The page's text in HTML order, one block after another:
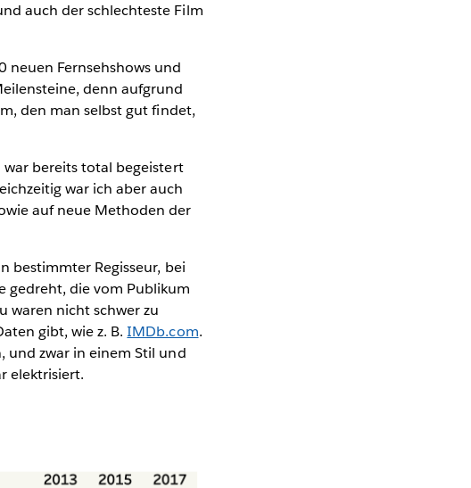
auch der schlechteste Film
neuen Fernsehshows und
denn aufgrund
den man selbst gut findet,
bereits total begeistert
war ich aber auch
auf neue Methoden der
bestimmter Regisseur, bei
gedreht, die vom Publikum
waren nicht schwer zu
gibt, wie z. B.IMDb.com.
und zwar in einem Stil und
elektrisiert.